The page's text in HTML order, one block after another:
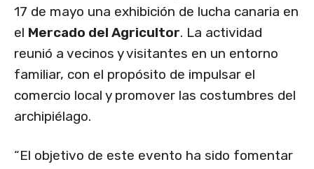
17 de mayo una exhibición de lucha canaria en
el Mercado del Agricultor. La actividad
reunió a vecinos y visitantes en un entorno
familiar, con el propósito de impulsar el
comercio local y promover las costumbres del
archipiélago.
“El objetivo de este evento ha sido fomentar